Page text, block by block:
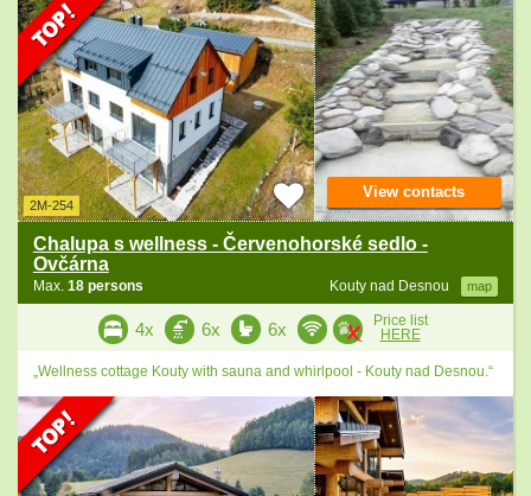
2M-254
Chalupa s wellness - Červenohorské sedlo -
Ovčárna
Kouty nad Desnou map
Max. 18 persons
View contacts
4x 6x 6x
Price list
HERE
„Wellness cottage Kouty with sauna and whirlpool - Kouty nad Desnou.“